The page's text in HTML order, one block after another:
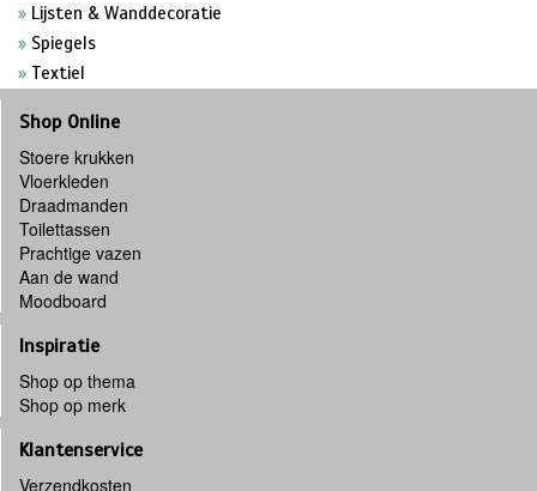
Lijsten & Wanddecoratie
Spiegels
Textiel
Shop Online
Stoere krukken
Vloerkleden
Draadmanden
Toilettassen
Prachtige vazen
Aan de wand
Moodboard
Inspiratie
Shop op thema
Shop op merk
Klantenservice
Verzendkosten